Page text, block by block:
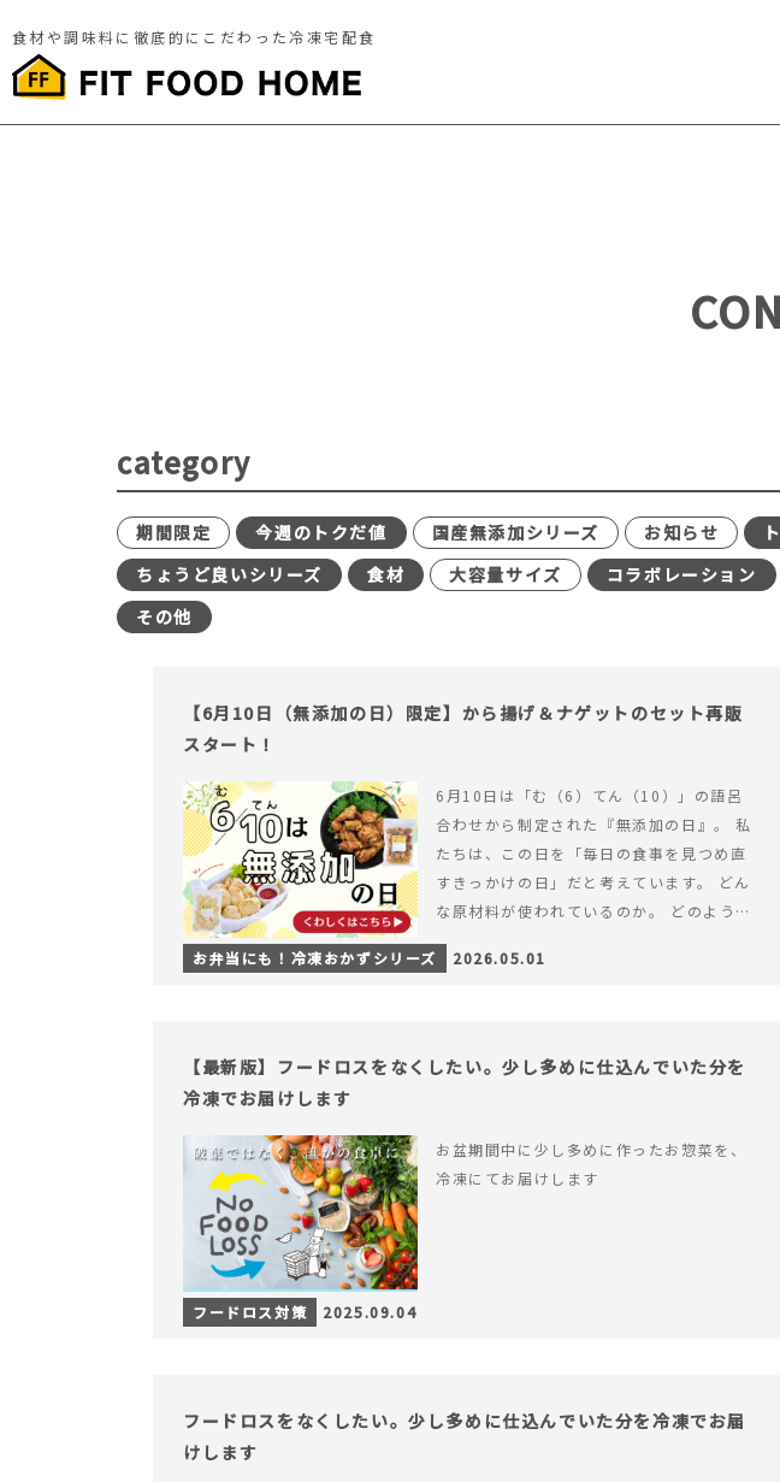
食材や調味料に徹底的にこだわった冷凍宅配食
category
期間限定 今週のトクだ値 国産無添加シリーズ お知らせ
ちょうど良いシリーズ
食材 大容量サイズ コラボレーション
その他
【6月10日（無添加の日）限定】から揚げ＆ナゲットのセット再販
スタート！
6月10日は「む（6）てん（10）」の語呂
合わせから制定された『無添加の日』。 私
たちは、この日を「毎日の食事を見つめ直
すきっかけの日」だと考えています。 どん
な原材料が使われているのか。 どのように
つくられているのか。&hellip; 続きを読む
【6月10日（無添加の日）限定】から揚げ
お弁当にも！冷凍おかずシリーズ 2026.05.01
【最新版】フードロスをなくしたい。少し多めに仕込んでいた分を
冷凍でお届けします
お盆期間中に少し多めに作ったお惣菜を、
冷凍にてお届けします
フードロス対策 2025.09.04
フードロスをなくしたい。少し多めに仕込んでいた分を冷凍でお届
けします